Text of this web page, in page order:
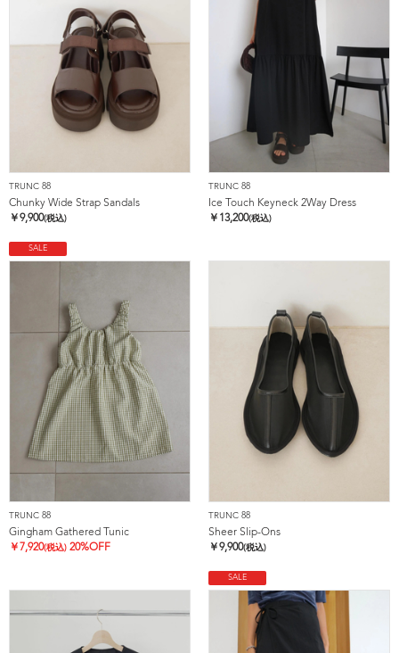
TRUNC 88
Chunky Wide Strap Sandals
￥9,900(税込)
TRUNC 88
Ice Touch Keyneck 2Way Dress
￥ 13,200(税込)
SALE
TRUNC 88
Gingham Gathered Tunic
￥ 7,920(税込) 20%OFF
TRUNC 88
Sheer Slip-Ons
￥9,900(税込)
SALE